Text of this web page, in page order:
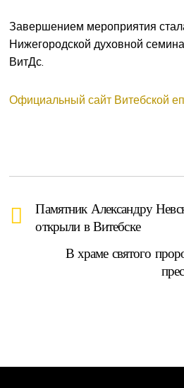
Завершением мероприятия
Нижегородской духовной
ВитДс.
Официальный сайт Витебской
Памятник Александру
открыли в Витебске
В храме святого